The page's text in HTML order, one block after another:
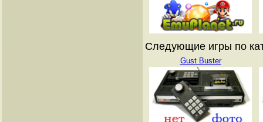
Следующие игры по
Gust Buster